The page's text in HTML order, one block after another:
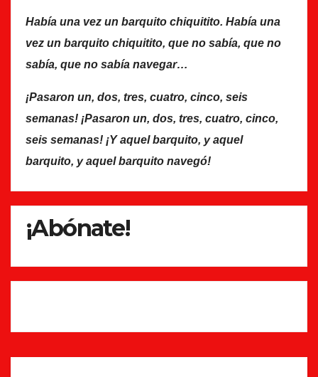
Había una vez un barquito chiquitito. Había una
vez un barquito chiquitito, que no sabía, que no
sabía, que no sabía navegar…
¡Pasaron un, dos, tres, cuatro, cinco, seis
semanas! ¡Pasaron un, dos, tres, cuatro, cinco,
seis semanas! ¡Y aquel barquito, y aquel
barquito, y aquel barquito navegó!
¡Abónate!